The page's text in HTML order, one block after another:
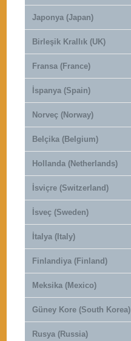
Japonya (Japan)
Birleşik Krallık (UK)
Fransa (France)
İspanya (Spain)
Norveç (Norway)
Belçika (Belgium)
Hollanda (Netherlands)
İsviçre (Switzerland)
İsveç (Sweden)
İtalya (Italy)
Finlandiya (Finland)
Meksika (Mexico)
Güney Kore (South Korea)
Rusya (Russia)